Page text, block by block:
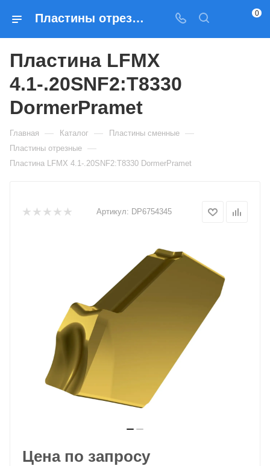
Пластины отрезные Пластина LFMX 4.1-.20SNF2:T8330 DormerPramet — купить по выгодным ценам в Москве 0
Пластина LFMX
4.1-.20SNF2:T8330
DormerPramet
Главная — Каталог — Пластины сменные —
Пластины отрезные —
Пластина LFMX 4.1-.20SNF2:T8330 DormerPramet
Артикул: DP6754345
Цена по запросу